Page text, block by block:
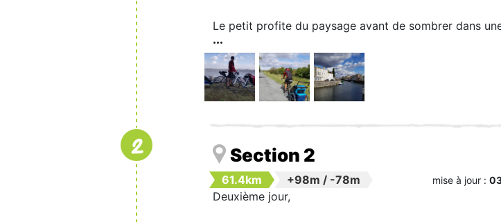
Le petit profite du paysage avant de sombrer dans
2 Section 2
61.4km +98m / -78m mise à jour :
Deuxième jour,